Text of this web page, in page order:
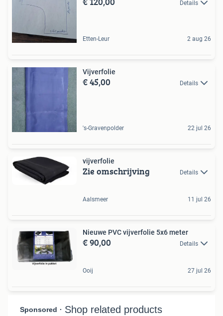
Details
Etten-Leur 2 aug 26
Vijverfolie
€ 45,00 Details
's-Gravenpolder 22 jul 26
vijverfolie
Zie omschrijving Details
Aalsmeer 11 jul 26
Nieuwe PVC vijverfolie 5x6 meter
€ 90,00 Details
Ooij 27 jul 26